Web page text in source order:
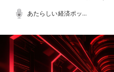
あたらしい経済ポッドキャスト